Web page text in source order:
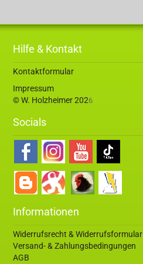
Hilfe & Kontakt
Kontaktformular
Impressum
© W. Holzheimer 2026
Socials
Informationen
Widerrufsrecht & Widerrufsformular
Versand- & Zahlungsbedingungen
AGB